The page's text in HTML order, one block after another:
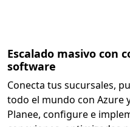
Escalado masivo con
software
Conecta tus sucursales,
todo el mundo con Azure
Planee, configure e